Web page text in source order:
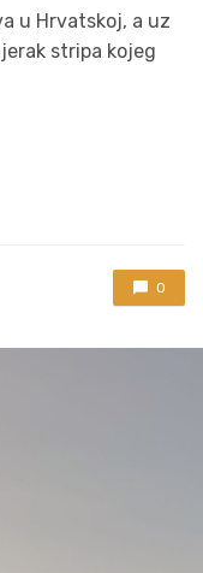
u Hrvatskoj, a uz
stripa kojeg
0